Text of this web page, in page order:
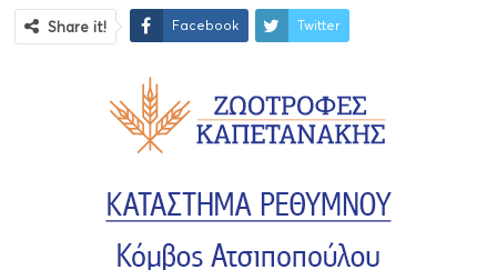
Share it! Facebook Twitter